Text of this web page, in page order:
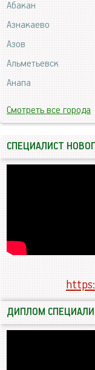
Абакан
Азнакаево
Азов
Альметьевск
Анапа
Смотреть все города
СПЕЦИАЛИСТ
ДИПЛОМ